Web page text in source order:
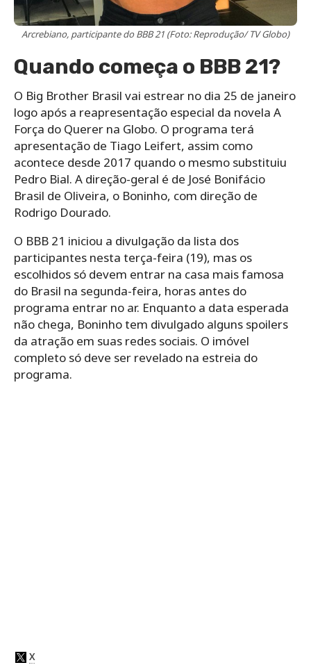
Arcrebiano, participante do BBB 21 (Foto: Reprodução/ TV Globo)
Quando começa o BBB 21?
O Big Brother Brasil vai estrear no dia 25 de janeiro
logo após a reapresentação especial da novela A
Força do Querer na Globo. O programa terá
apresentação de Tiago Leifert, assim como
acontece desde 2017 quando o mesmo substituiu
Pedro Bial. A direção-geral é de José Bonifácio
Brasil de Oliveira, o Boninho, com direção de
Rodrigo Dourado.
O BBB 21 iniciou a divulgação da lista dos
participantes nesta terça-feira (19), mas os
escolhidos só devem entrar na casa mais famosa
do Brasil na segunda-feira, horas antes do
programa entrar no ar. Enquanto a data esperada
não chega, Boninho tem divulgado alguns spoilers
da atração em suas redes sociais. O imóvel
completo só deve ser revelado na estreia do
programa.